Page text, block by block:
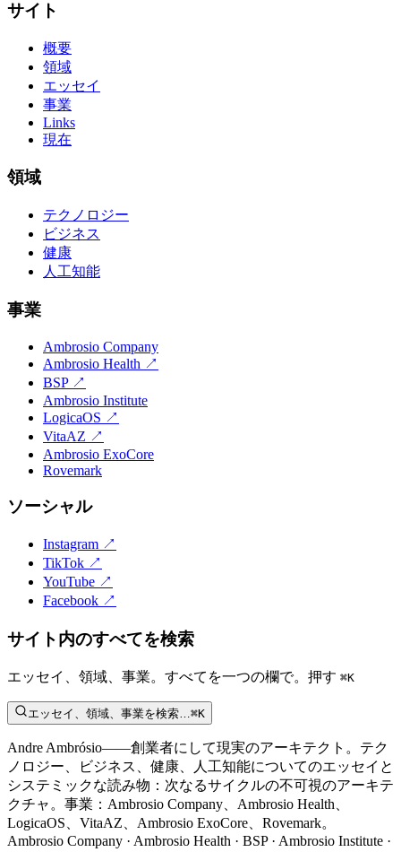
サイト
概要
領域
エッセイ
事業
Links
現在
領域
テクノロジー
ビジネス
健康
人工知能
事業
Ambrosio Company
Ambrosio Health ↗
BSP↗
Ambrosio Institute
LogicaOS ↗
VitaAZ ↗
Ambrosio ExoCore
Rovemark
ソーシャル
Instagram ↗
TikTok ↗
YouTube ↗
Facebook ↗
サイト内のすべてを検索
エッセイ、領域、事業。すべてを一つの欄で。押す ⌘K
エッセイ、領域、事業を検索… ⌘K
Andre Ambrósio——創業者にして現実のアーキテクト。テク
ノロジー、ビジネス、健康、人工知能についてのエッセイと
システミックな読み物：次なるサイクルの不可視のアーキテ
クチャ。事業：Ambrosio Company、Ambrosio Health、
LogicaOS、VitaAZ、Ambrosio ExoCore、Rovemark。
Ambrosio Company · Ambrosio Health · BSP · Ambrosio Institute ·